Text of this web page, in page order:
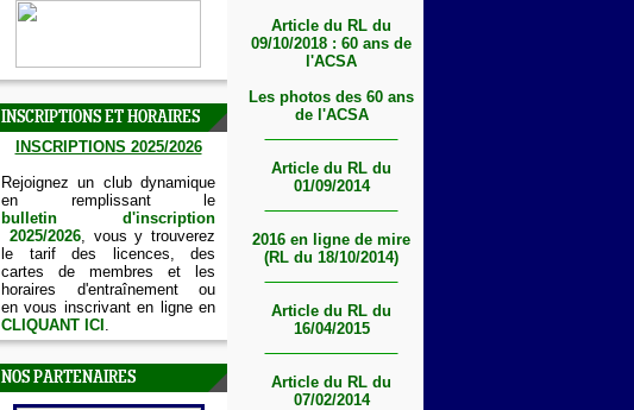
INSCRIPTIONS ET HORAIRES
INSCRIPTIONS 2025/2026
Rejoignez un club dynamique
en remplissant le
bulletin d'inscription
2025/2026, vous y trouverez
le tarif des licences, des
cartes de membres et les
horaires d'entraînement ou
en vous inscrivant en ligne en
CLIQUANT ICI .
NOS PARTENAIRES
Article du RL du
09/10/2018 : 60 ans de
l'ACSA
Les photos des 60 ans
de l'ACSA
Article du RL du
01/09/2014
2016 en ligne de mire
(RL du 18/10/2014)
Article du RL du
16/04/2015
Article du RL du
07/02/2014